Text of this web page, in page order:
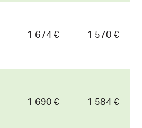
1 674 € 1 570 €
1 690 € 1 584 €